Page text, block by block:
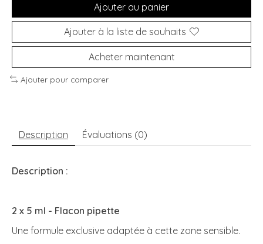
Ajouter au panier
Ajouter à la liste de souhaits
Acheter maintenant
Ajouter pour comparer
Description Évaluations (0)
Description :
2 x 5 ml - Flacon pipette
Une formule exclusive adaptée à cette zone sensible.